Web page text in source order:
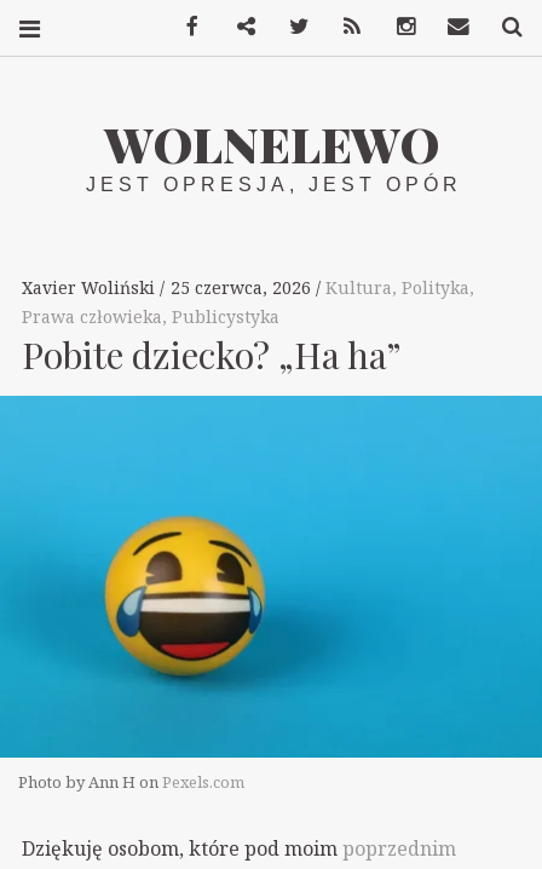
WOLNELEWO
JEST OPRESJA, JEST OPÓR
Xavier Woliński 25 czerwca, 2026 Kultura, Polityka,
Prawa człowieka, Publicystyka
Pobite dziecko? „Ha ha”
Photo by Ann H onPexels.com
Dziękuję osobom, które pod moim poprzednim
FacebookMastodonTwitter InstagramKontakt